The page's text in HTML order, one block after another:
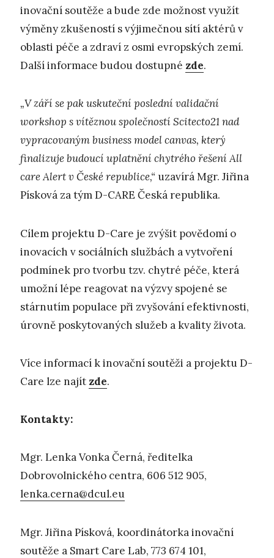
inovační soutěže a bude zde možnost využít
výměny zkušeností s výjimečnou sítí aktérů v
oblasti péče a zdraví z osmi evropských zemí.
Další informace budou dostupné zde.
„V září se pak uskuteční poslední validační
workshop s vítěznou společností Scitecto21 nad
vypracovaným business model canvas, který
finalizuje budoucí uplatnění chytrého řešení All
care Alert v České republice,“ uzavírá Mgr. Jiřina
Písková za tým D-CARE Česká republika.
Cílem projektu D-Care je zvýšit povědomí o
inovacích v sociálních službách a vytvoření
podmínek pro tvorbu tzv. chytré péče, která
umožní lépe reagovat na výzvy spojené se
stárnutím populace při zvyšování efektivnosti,
úrovně poskytovaných služeb a kvality života.
Více informací k inovační soutěži a projektu D-
Care lze najít zde.
Kontakty:
Mgr. Lenka Vonka Černá, ředitelka
Dobrovolnického centra, 606 512 905,
lenka.cerna@dcul.eu
Mgr. Jiřina Písková, koordinátorka inovační
soutěže a Smart Care Lab, 773 674 101,